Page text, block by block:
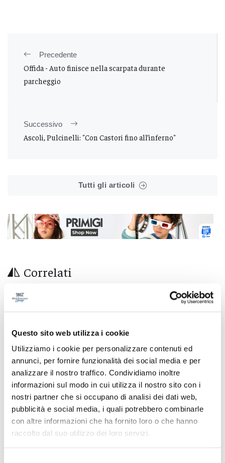
Questo sito web utilizza i cookie
Utilizziamo i cookie per personalizzare contenuti ed
annunci, per fornire funzionalità dei social media e per
analizzare il nostro traffico. Condividiamo inoltre
informazioni sul modo in cui utilizza il nostro sito con i
nostri partner che si occupano di analisi dei dati web,
pubblicità e social media, i quali potrebbero combinarle
con altre informazioni che ha fornito loro o che hanno
raccolto dal suo utilizzo dei loro servizi.
Precedente
Offida - Auto finisce nella scarpata durante
parcheggio
Successivo
Ascoli, Pulcinelli: "Con Castori fino all’inferno"
Tutti gli articoli
Correlati